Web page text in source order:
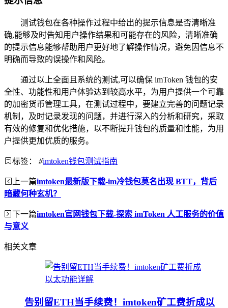
测试钱包在各种操作过程中给出的提示信息是否清晰准
确,能够及时告知用户操作结果和可能存在的风险，清晰准确
的提示信息能够帮助用户更好地了解操作情况，避免因信息不
明确而导致的误操作和风险。
通过以上全面且系统的测试,可以确保 imToken 钱包的安
全性、功能性和用户体验达到较高水平，为用户提供一个可靠
的加密货币管理工具，在测试过程中，要建立完善的问题记录
机制，及时记录发现的问题，并进行深入的分析和研究，采取
有效的修复和优化措施，以不断提升钱包的质量和性能，为用
户提供更加优质的服务。
标签： #imtoken钱包测试指南
上一篇imtoken最新版下载-im冷钱包莫名出现 BTT，背后
暗藏何种玄机？
下一篇imtoken官网钱包下载-探索 imToken 人工服务的价值
与意义
相关文章
告别留ETH当手续费！imtoken矿工费折成以